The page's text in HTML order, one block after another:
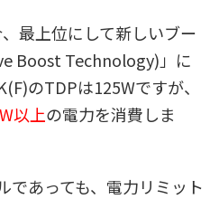
最上位にして新しいブー
Boost Technology)」に
のTDPは125Wですが、
以上の電力を消費しま
あっても、電力リミット